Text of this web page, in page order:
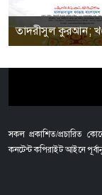
তাদরীসুল কুরআন;
সকল প্রকাশিত/প্রচারিত
কনটেন্ট কপিরাইট আইনে